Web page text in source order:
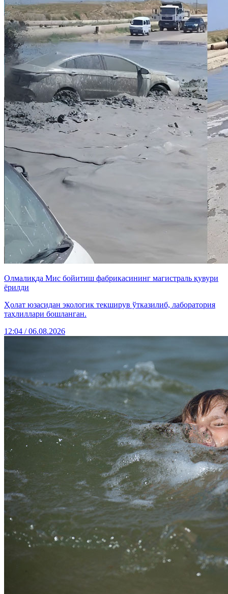
Олмалиқда Мис бойитиш фабрикасининг магистраль қувури
ёрилди
Ҳолат юзасидан экологик текширув ўтказилиб, лаборатория
таҳлиллари бошланган.
12:04 / 06.08.2026